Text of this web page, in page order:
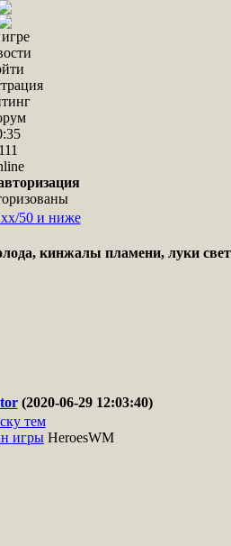
50 и ниже
кинжалы пламени, луки
(2020-06-29 12:03:40)
тем
игры HeroesWM